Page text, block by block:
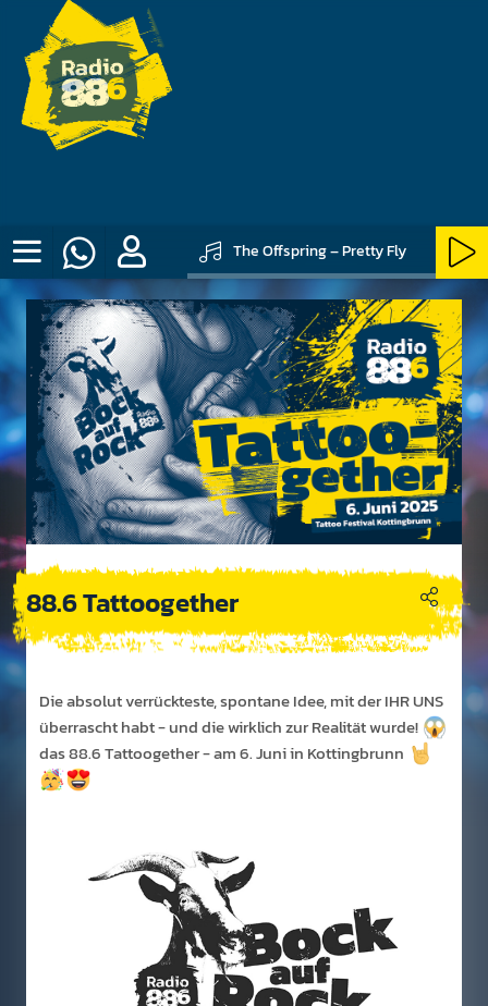
The Offspring – Pretty Fly
88.6 Tattoogether
Die absolut ver­rückt­este, spon­tane Idee, mit der IHR UNS
über­rascht habt - und die wirk­lich zur Reali­tät wurde!
das 88.6 Tattoo­gether - am 6. Juni in Kot­ting­brunn